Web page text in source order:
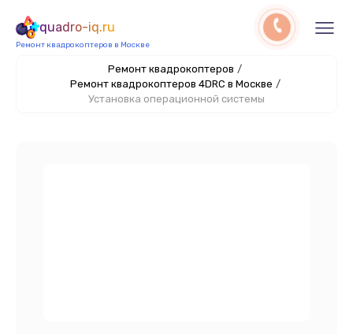
quadro-iq.ru
Ремонт квадрокоптеров в Москве
Ремонт квадрокоптеров /
Ремонт квадрокоптеров 4DRC в Москве /
Установка операционной системы